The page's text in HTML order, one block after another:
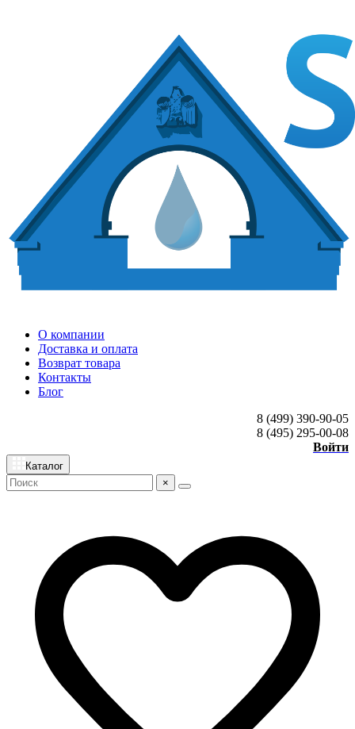
О компании
Доставка и оплата
Возврат товара
Контакты
Блог
8 (499) 390-90-05
8 (495) 295-00-08
Войти
Каталог
×